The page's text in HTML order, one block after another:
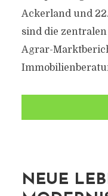
Ackerland und
sind die
Agrar-
NEUE